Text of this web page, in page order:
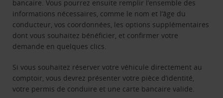
bancaire. Vous pourrez ensuite remplir l’ensemble des
informations nécessaires, comme le nom et l’âge du
conducteur, vos coordonnées, les options supplémentaires
dont vous souhaitez bénéficier, et confirmer votre
demande en quelques clics.
Si vous souhaitez réserver votre véhicule directement au
comptoir, vous devrez présenter votre pièce d’identité,
votre permis de conduire et une carte bancaire valide.